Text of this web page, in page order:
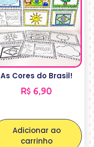
As Cores do Brasil!
R$ 6,90
Adicionar ao
carrinho